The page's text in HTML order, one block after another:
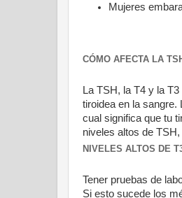
Mujeres
CÓMO AFECTA LA
La TSH, la T4 y la
tiroidea en la sangre.
cual significa que tu
niveles altos de
NIVELES ALTOS DE
Tener pruebas de
Si esto sucede los